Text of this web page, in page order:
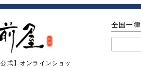
公式】オンラインショッ
全国一